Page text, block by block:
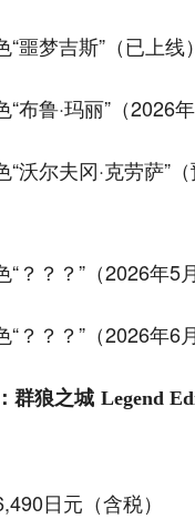
“噩梦吉斯”（已上线）
“布鲁·玛丽”（2026
“沃尔夫冈·克劳萨”
“？？？”（2026年5
“？？？”（2026年6
群狼之城 Legend
日元（含税）